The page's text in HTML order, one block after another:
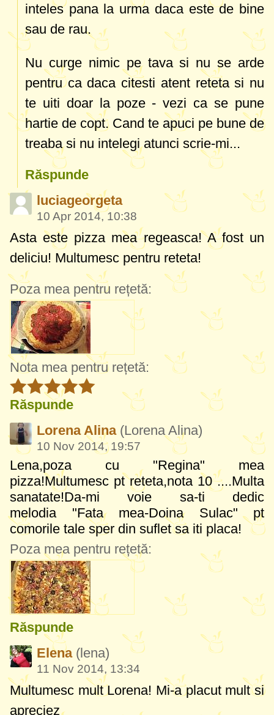
inteles pana la urma daca este de bine
sau de rau.
Nu curge nimic pe tava si nu se arde
pentru ca daca citesti atent reteta si nu
te uiti doar la poze - vezi ca se pune
hartie de copt. Cand te apuci pe bune de
treaba si nu intelegi atunci scrie-mi...
Răspunde
luciageorgeta
10 Apr 2014, 10:38
Asta este pizza mea regeasca! A fost un
deliciu! Multumesc pentru reteta!
Poza mea pentru rețetă:
Nota mea pentru rețetă:
Răspunde
Lorena Alina (Lorena Alina)
10 Nov 2014, 19:57
Lena,poza cu "Regina" mea
pizza!Multumesc pt reteta,nota 10 ....Multa
sanatate!Da-mi voie sa-ti dedic
melodia "Fata mea-Doina Sulac" pt
comorile tale sper din suflet sa iti placa!
Poza mea pentru rețetă:
Răspunde
Elena (lena)
11 Nov 2014, 13:34
Multumesc mult Lorena! Mi-a placut mult si
apreciez